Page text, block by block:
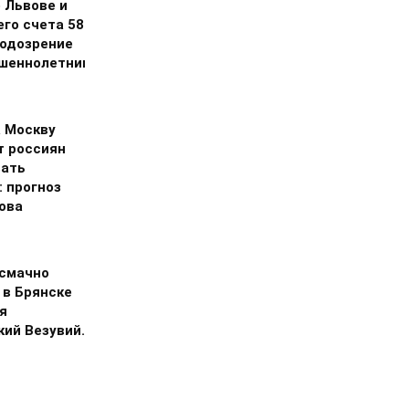
Львове и
счета 58
Москву
россиян
прогноз
Брянске
Везувий.